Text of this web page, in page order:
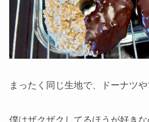
まったく同じ生地で、ドーナツや
僕はザクザクしてるほうが好き